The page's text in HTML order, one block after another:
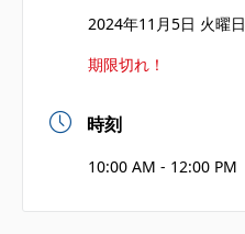
2024年11月5日 火曜日
期限切れ！
時刻
10:00 AM - 12:00 PM